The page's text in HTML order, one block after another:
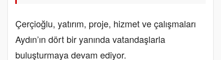
Çerçioğlu, yatırım, proje, hizmet ve çalışmaları
Aydın’ın dört bir yanında vatandaşlarla
buluşturmaya devam ediyor.